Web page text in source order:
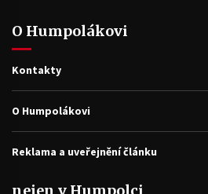
O Humpolákovi
Kontakty
O Humpolákovi
Reklama a uveřejnění článku
nejen v Humpolci